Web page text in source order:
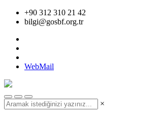
+90 312 310 21 42
bilgi@gosbf.org.tr
WebMail
×